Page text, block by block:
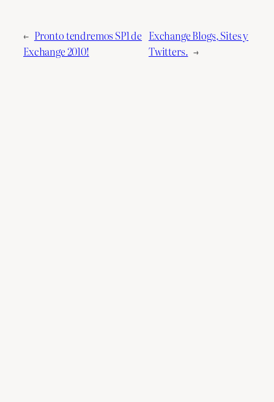
← Pronto tendremos SP1 de
Exchange 2010!
Exchange Blogs, Sites y
Twitters. →